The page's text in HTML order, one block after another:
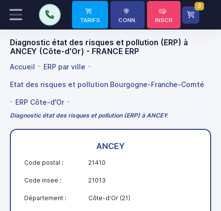
TARIFS CONN. INSCR
0
Diagnostic état des risques et pollution (ERP) à
ANCEY (Côte-d'Or) - FRANCE ERP
Accueil ERP par ville
Etat des risques et pollution Bourgogne-Franche-Comté
ERP Côte-d'Or
Diagnostic état des risques et pollution (ERP) à ANCEY
ANCEY
Code postal : 21410
Code insee : 21013
Département : Côte-d'Or (21)